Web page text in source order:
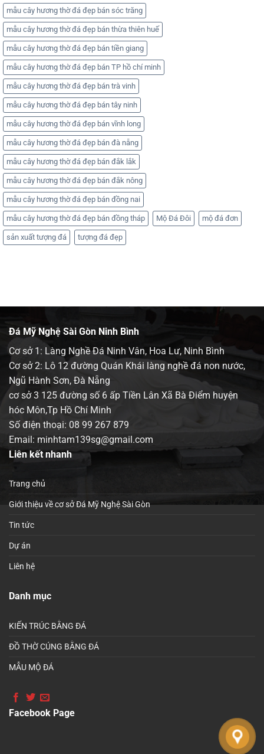
mẫu cây hương thờ đá đẹp bán sóc trăng
mẫu cây hương thờ đá đẹp bán thừa thiên huế
mẫu cây hương thờ đá đẹp bán tiền giang
mẫu cây hương thờ đá đẹp bán TP hồ chí minh
mẫu cây hương thờ đá đẹp bán trà vinh
mẫu cây hương thờ đá đẹp bán tây ninh
mẫu cây hương thờ đá đẹp bán vĩnh long
mẫu cây hương thờ đá đẹp bán đà nẵng
mẫu cây hương thờ đá đẹp bán đắk lắk
mẫu cây hương thờ đá đẹp bán đắk nông
mẫu cây hương thờ đá đẹp bán đồng nai
mẫu cây hương thờ đá đẹp bán đồng tháp Mộ Đá Đôi mộ đá đơn
sản xuất tượng đá tượng đá đẹp
Đá Mỹ Nghệ Sài Gòn Ninh Bình
Cơ sở 1: Làng Nghề Đá Ninh Vân, Hoa Lư, Ninh Bình
Cơ sở 2: Lô 12 đường Quán Khái làng nghề đá non nước,
Ngũ Hành Sơn, Đà Nẵng
cơ sở 3 125 đường số 6 ấp Tiền Lân Xã Bà Điểm huyện
hóc Môn,Tp Hồ Chí Minh
Số điện thoại: 08 99 267 879
Email: minhtam139sg@gmail.com
Liên kết nhanh
Trang chủ
Giới thiệu về cơ sở Đá Mỹ Nghệ Sài Gòn
Tin tức
Dự án
Liên hệ
Danh mục
KIẾN TRÚC BẰNG ĐÁ
ĐỒ THỜ CÚNG BẰNG ĐÁ
MẪU MỘ ĐÁ
Facebook Page